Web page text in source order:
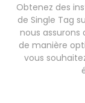
Obtenez des
de Single Tag
nous
de manière
vous